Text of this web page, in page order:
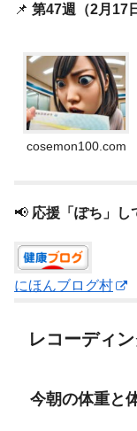
📌 第47週（2月17
cosemon100.com
📢 応援「ぽち」し
にほんブログ村
レコーディ
今朝の体重と